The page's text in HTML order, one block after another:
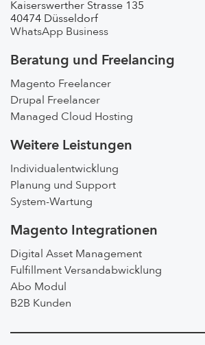
Kaiserswerther Strasse 135
40474 Düsseldorf
WhatsApp Business
Beratung und Freelancing
Magento Freelancer
Drupal Freelancer
Managed Cloud Hosting
Weitere Leistungen
Individualentwicklung
Planung und Support
System-Wartung
Magento Integrationen
Digital Asset Management
Fulfillment Versandabwicklung
Abo Modul
B2B Kunden